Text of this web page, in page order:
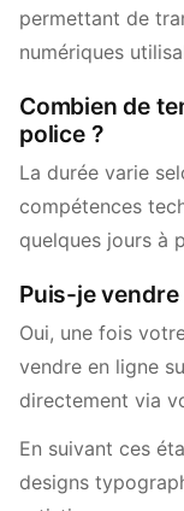
permettant de
numériques
Combien de
police ?
La durée varie
compétences
quelques jours à
Puis-je vendre
Oui, une fois
vendre en ligne
directement via
En suivant ces
designs